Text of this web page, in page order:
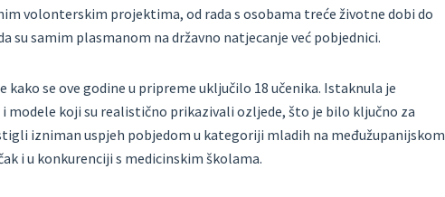
volonterskim projektima, od rada s osobama treće životne dobi do
su samim plasmanom na državno natjecanje već pobjednici.
se ove godine u pripreme uključilo 18 učenika. Istaknula je
modele koji su realistično prikazivali ozljede, što je bilo ključno za
izniman uspjeh pobjedom u kategoriji mladih na međužupanijskom
i u konkurenciji s medicinskim školama.